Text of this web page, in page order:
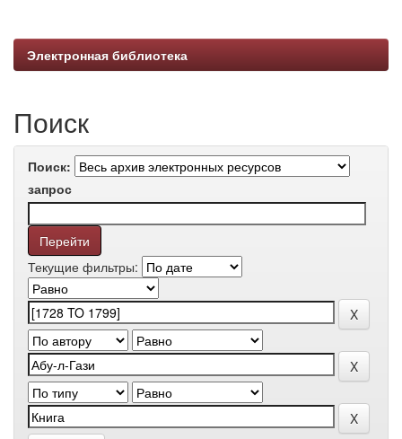
Электронная библиотека
Поиск
Поиск:
запрос
Текущие фильтры: